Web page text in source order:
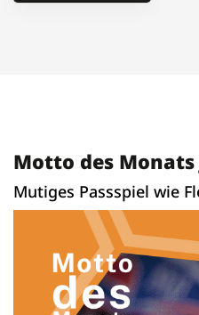
Motto des Monats
Mutiges Passspiel wie